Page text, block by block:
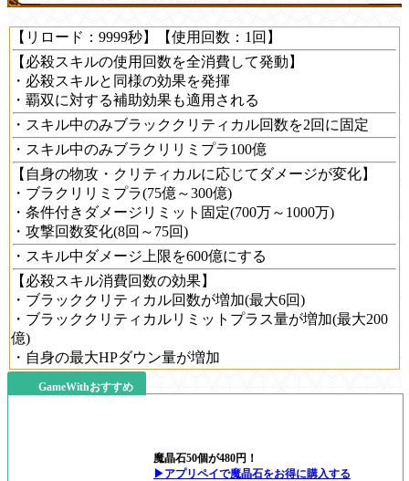
【リロード：9999秒】【使用回数：1回】
【必殺スキルの使用回数を全消費して発動】
・必殺スキルと同様の効果を発揮
・覇双に対する補助効果も適用される
・スキル中のみブラッククリティカル回数を2回に固定
・スキル中のみブラクリリミプラ100億
【自身の物攻・クリティカルに応じてダメージが変化】
・ブラクリリミプラ(75億～300億)
・条件付きダメージリミット固定(700万～1000万)
・攻撃回数変化(8回～75回)
・スキル中ダメージ上限を600億にする
【必殺スキル消費回数の効果】
・ブラッククリティカル回数が増加(最大6回)
・ブラッククリティカルリミットプラス量が増加(最大200
億)
・自身の最大HPダウン量が増加
GameWithおすすめ
魔晶石50個が480円！
▶アプリペイで魔晶石をお得に購入する